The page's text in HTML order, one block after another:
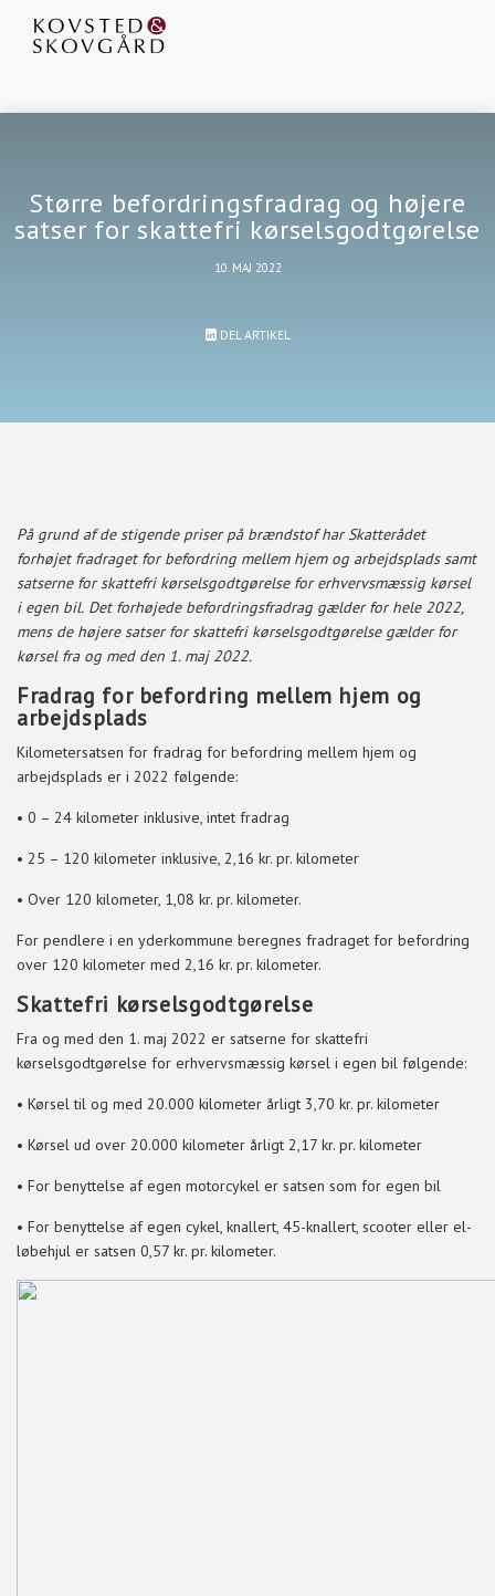
Større befordringsfradrag og højere
satser for skattefri kørselsgodtgørelse
10. MAJ 2022
DEL ARTIKEL
På grund af de stigende priser på brændstof har Skatterådet
forhøjet fradraget for befordring mellem hjem og arbejdsplads samt
satserne for skattefri kørselsgodtgørelse for erhvervsmæssig kørsel
i egen bil. Det forhøjede befordringsfradrag gælder for hele 2022,
mens de højere satser for skattefri kørselsgodtgørelse gælder for
kørsel fra og med den 1. maj 2022.
Fradrag for befordring mellem hjem og
arbejdsplads
Kilometersatsen for fradrag for befordring mellem hjem og
arbejdsplads er i 2022 følgende:
• 0 – 24 kilometer inklusive, intet fradrag
• 25 – 120 kilometer inklusive, 2,16 kr. pr. kilometer
• Over 120 kilometer, 1,08 kr. pr. kilometer.
For pendlere i en yderkommune beregnes fradraget for befordring
over 120 kilometer med 2,16 kr. pr. kilometer.
Skattefri kørselsgodtgørelse
Fra og med den 1. maj 2022 er satserne for skattefri
kørselsgodtgørelse for erhvervsmæssig kørsel i egen bil følgende:
• Kørsel til og med 20.000 kilometer årligt 3,70 kr. pr. kilometer
• Kørsel ud over 20.000 kilometer årligt 2,17 kr. pr. kilometer
• For benyttelse af egen motorcykel er satsen som for egen bil
• For benyttelse af egen cykel, knallert, 45-knallert, scooter eller el-
løbehjul er satsen 0,57 kr. pr. kilometer.